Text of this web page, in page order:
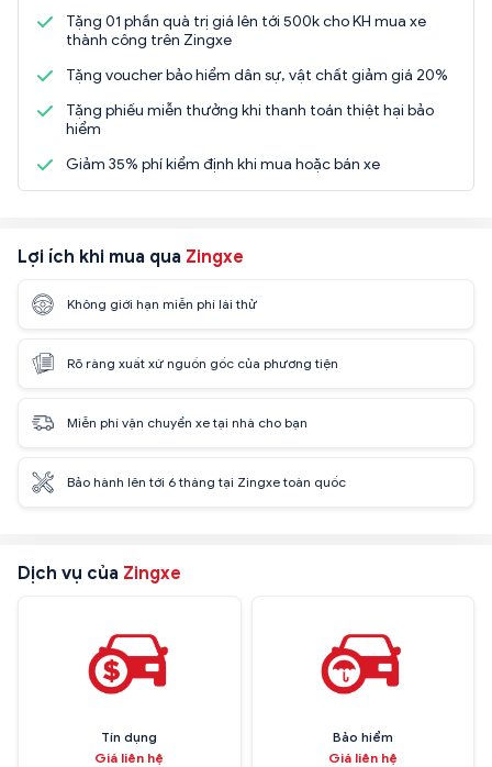
Tặng 01 phần quà trị giá lên tới 500k cho KH mua xe
thành công trên Zingxe
Tặng voucher bảo hiểm dân sự, vật chất giảm giá 20%
Tặng phiếu miễn thưởng khi thanh toán thiệt hại bảo
hiểm
Giảm 35% phí kiểm định khi mua hoặc bán xe
Lợi ích khi mua qua Zingxe
Không giới hạn miễn phí lái thử
Rõ ràng xuất xứ nguồn gốc của phương tiện
Miễn phí vận chuyển xe tại nhà cho bạn
Bảo hành lên tới 6 tháng tại Zingxe toàn quốc
Dịch vụ của Zingxe
Tín dụng
Giá liên hệ
Bảo hiểm
Giá liên hệ